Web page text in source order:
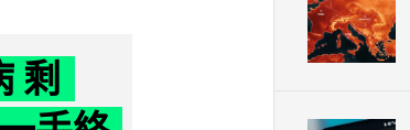
剩